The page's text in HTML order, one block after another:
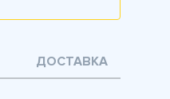
ДОСТАВКА